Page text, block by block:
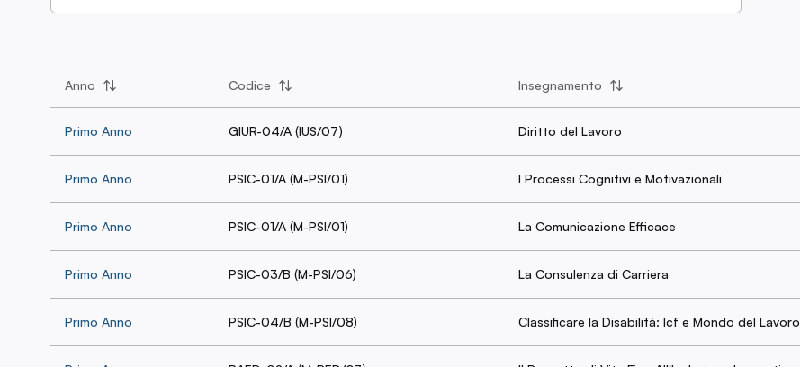
Anno Codice Insegnamento
Primo Anno GIUR-04/A (IUS/07) Diritto del Lavoro
Primo Anno PSIC-01/A (M-PSI/01) I Processi Cognitivi e Motivazionali
Primo Anno PSIC-01/A (M-PSI/01) La Comunicazione Efficace
Primo Anno PSIC-03/B (M-PSI/06) La Consulenza di Carriera
Primo Anno PSIC-04/B (M-PSI/08) Classificare la Disabilità: Icf e Mondo del Lavoro